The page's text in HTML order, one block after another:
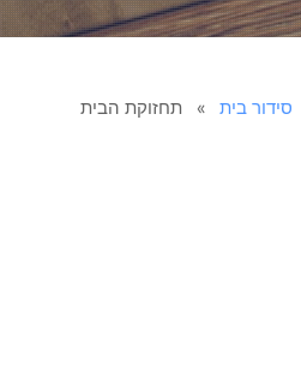
סידור בית» תחזוקת הבית